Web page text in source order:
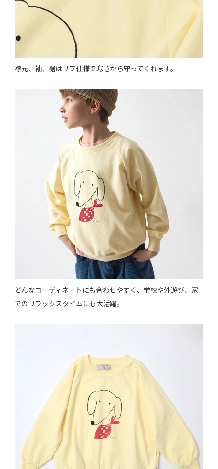
襟元、袖、裾はリブ仕様で寒さから守ってくれます。
どんなコーディネートにも合わせやすく、学校や外遊び、家
でのリラックスタイムにも大活躍。